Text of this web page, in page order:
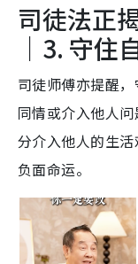
司徒法正
｜3. 守住
司徒师傅亦提醒
同情或介入他人
分介入他人的生
负面命运。